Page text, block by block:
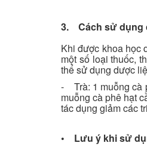
3. Cách sử dụng
Khi được khoa học
một số loại thuốc,
thể sử dụng dược
- Trà: 1 muỗng cà
muỗng cà phê hạt
tác dụng giảm các
• Lưu ý khi sử